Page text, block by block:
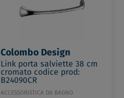
Colombo Design
Link porta salviette 38 cm
cromato codice prod:
B24090CR
ACCESSORISTICA DA BAGNO